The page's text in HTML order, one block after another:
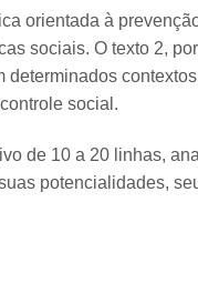
orientada à
sociais. O texto 2,
determinados
social.
de 10 a 20 linhas,
potencialidades,